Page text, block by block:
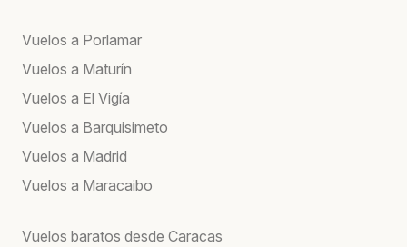
Vuelos a Porlamar
Vuelos a Maturín
Vuelos a El Vigía
Vuelos a Barquisimeto
Vuelos a Madrid
Vuelos a Maracaibo
Vuelos baratos desde Caracas